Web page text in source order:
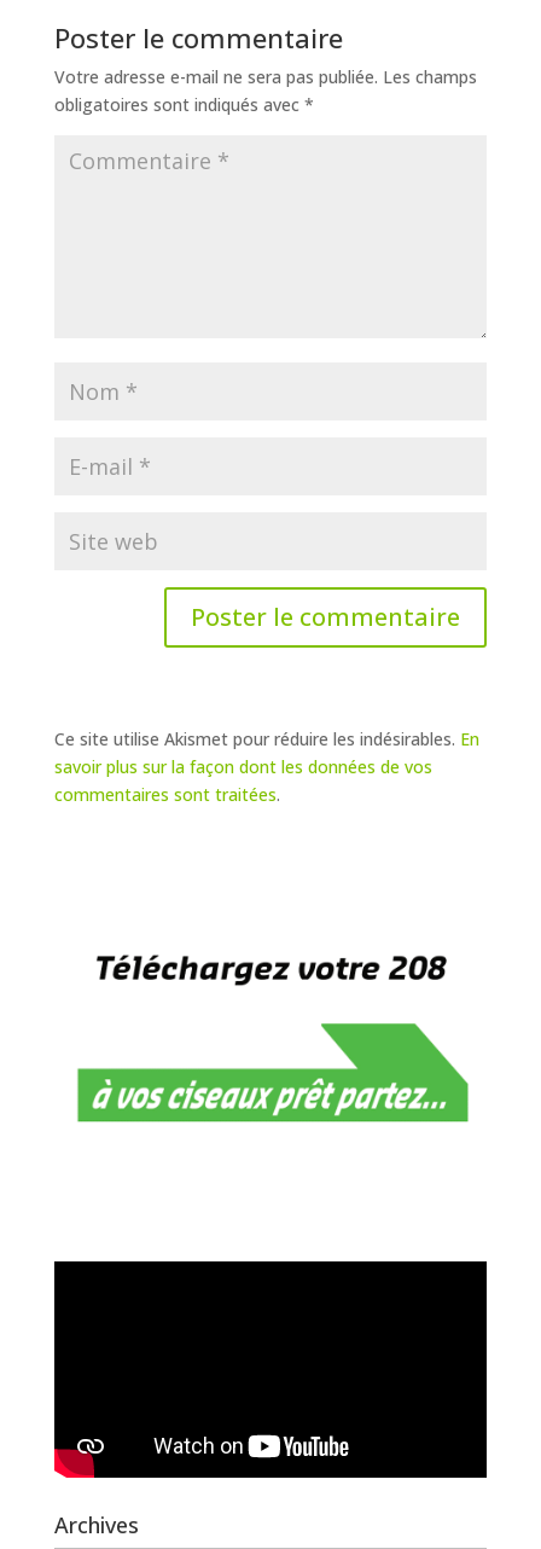
Poster le commentaire
Votre adresse e-mail ne sera pas publiée. Les champs
obligatoires sont indiqués avec *
Ce site utilise Akismet pour réduire les indésirables. En
savoir plus sur la façon dont les données de vos
commentaires sont traitées.
Archives